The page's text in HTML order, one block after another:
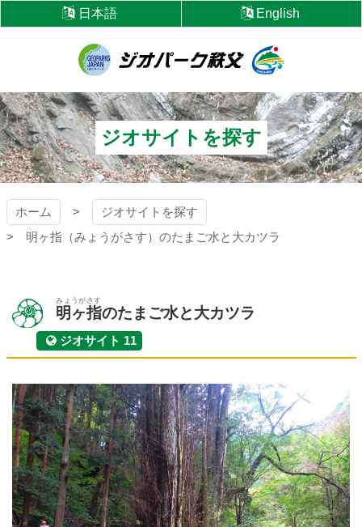
ン
本
文
へ
ス
キ
ッ
プ
日本語 English
ジオパーク秩父
ジオサイトを探す
ホーム
ジオサイトを探す
明ヶ指（みょうがさす）のたまご水と大カツラ
明ヶ指
みょうがさす
のたまご水と大カツラ
ジオサイト 11